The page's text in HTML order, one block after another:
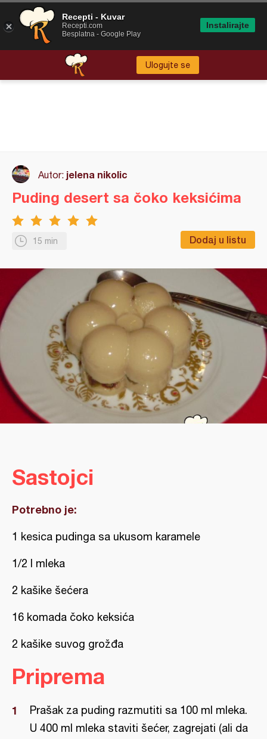
Ulogujte se
Autor: jelena nikolic
15 min Dodaj u listu
Puding desert sa čoko keksićima
Sastojci
Potrebno je:
1 kesica pudinga sa ukusom karamele
1/2 l mleka
2 kašike šećera
16 komada čoko keksića
2 kašike suvog grožđa
Priprema
Prašak za puding razmutiti sa 100 ml mleka.
U 400 ml mleka staviti šećer, zagrejati (ali da
Recepti - Kuvar
Recepti.com
Besplatna - Google Play
Instalirajte